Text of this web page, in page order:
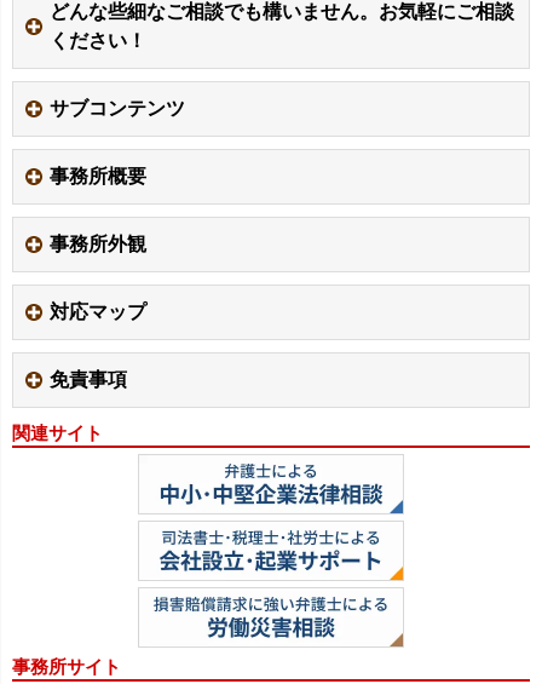
どんな些細なご相談でも構いません。お気軽にご相談
ください！
サブコンテンツ
事務所概要
事務所外観
対応マップ
免責事項
関連サイト
事務所サイト